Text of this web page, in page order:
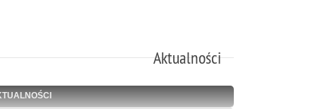
Aktualności